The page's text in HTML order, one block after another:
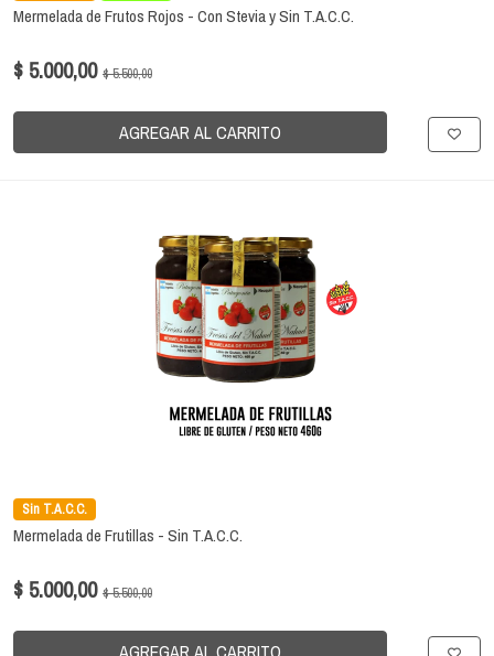
Mermelada de Frutos Rojos - Con Stevia y Sin T.A.C.C.
$ 5.000,00 $ 5.500,00
AGREGAR AL CARRITO
Sin T.A.C.C.
Mermelada de Frutillas - Sin T.A.C.C.
$ 5.000,00 $ 5.500,00